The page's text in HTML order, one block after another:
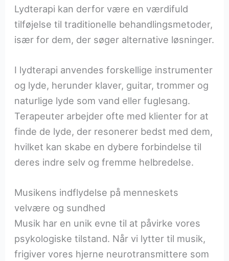
Lydterapi kan derfor være en værdifuld
tilføjelse til traditionelle behandlingsmetoder,
især for dem, der søger alternative løsninger.
I lydterapi anvendes forskellige instrumenter
og lyde, herunder klaver, guitar, trommer og
naturlige lyde som vand eller fuglesang.
Terapeuter arbejder ofte med klienter for at
finde de lyde, der resonerer bedst med dem,
hvilket kan skabe en dybere forbindelse til
deres indre selv og fremme helbredelse.
Musikens indflydelse på menneskets
velvære og sundhed
Musik har en unik evne til at påvirke vores
psykologiske tilstand. Når vi lytter til musik,
frigiver vores hjerne neurotransmittere som